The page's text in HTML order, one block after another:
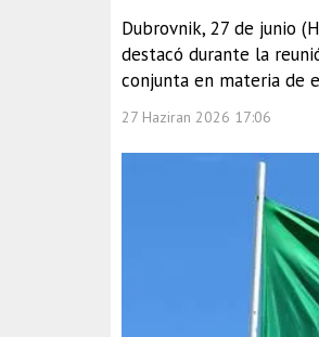
Dubrovnik, 27 de junio
destacó durante la
conjunta en materia de
27 Haziran 2026 17:06